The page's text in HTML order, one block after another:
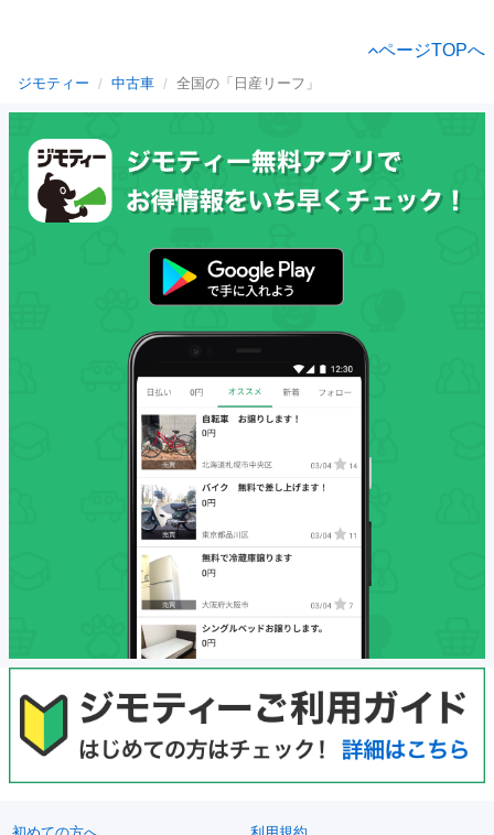
ページTOPへ
ジモティー 中古車 全国の「日産リーフ」